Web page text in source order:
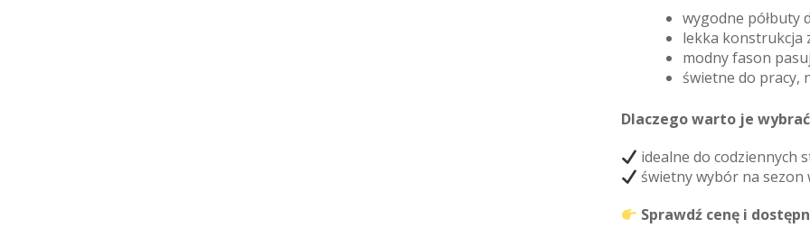
wygodne półbuty
lekka konstrukcja
modny fason
świetne do pracy,
Dlaczego warto je
idealne do codziennych
świetny wybór na
Sprawdź cenę i